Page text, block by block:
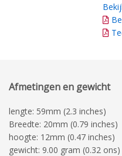
Afmetingen en gewicht
lengte: 59mm (2.3 inches)
Breedte: 20mm (0.79 inches)
hoogte: 12mm (0.47 inches)
gewicht: 9.00 gram (0.32 ons)